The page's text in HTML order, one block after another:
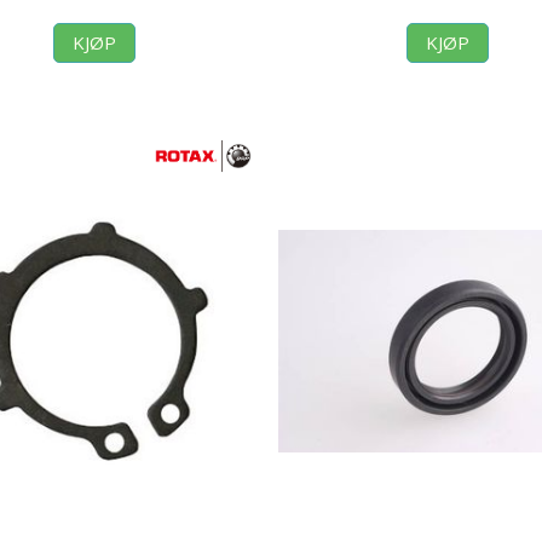
KJØP KJØP